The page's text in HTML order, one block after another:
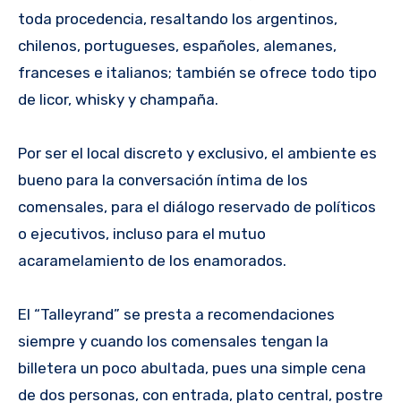
toda procedencia, resaltando los argentinos,
chilenos, portugueses, españoles, alemanes,
franceses e italianos; también se ofrece todo tipo
de licor, whisky y champaña.
Por ser el local discreto y exclusivo, el ambiente es
bueno para la conversación íntima de los
comensales, para el diálogo reservado de políticos
o ejecutivos, incluso para el mutuo
acaramelamiento de los enamorados.
El “Talleyrand” se presta a recomendaciones
siempre y cuando los comensales tengan la
billetera un poco abultada, pues una simple cena
de dos personas, con entrada, plato central, postre